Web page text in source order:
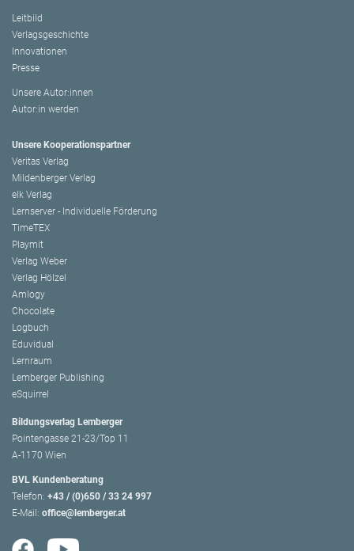
Leitbild
Verlagsgeschichte
Innovationen
Presse
Unsere Autor:innen
Autor:in werden
Unsere Kooperationspartner
Veritas Verlag
Mildenberger Verlag
elk Verlag
Lernserver - Individuelle Förderung
TimeTEX
Playmit
Verlag Weber
Verlag Hölzel
Amlogy
Chocolate
Logbuch
Eduvidual
Lernraum
Lemberger Publishing
eSquirrel
Bildungsverlag Lemberger
Pointengasse 21-23/Top 11
A-1170 Wien
BVL Kundenberatung
Telefon: +43 / (0)650 / 33 24 997
E-Mail: office@lemberger.at